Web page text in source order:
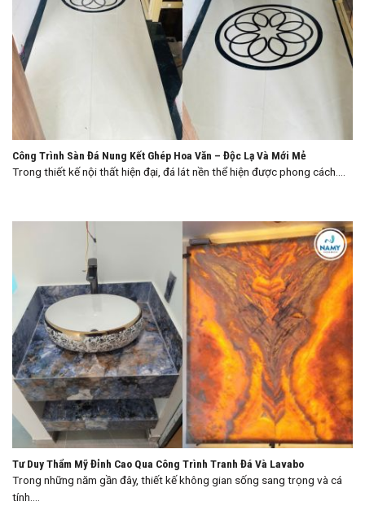
Công Trình Sàn Đá Nung Kết Ghép Hoa Văn – Độc Lạ Và Mới Mẻ
Trong thiết kế nội thất hiện đại, đá lát nền thể hiện được phong cách....
Tư Duy Thẩm Mỹ Đỉnh Cao Qua Công Trình Tranh Đá Và Lavabo
Trong những năm gần đây, thiết kế không gian sống sang trọng và cá
tính....